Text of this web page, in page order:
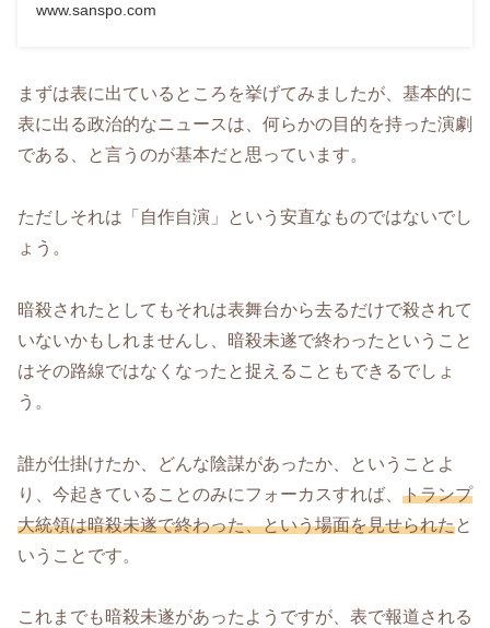
www.sanspo.com
まずは表に出ているところを挙げてみましたが、基本的に
表に出る政治的なニュースは、何らかの目的を持った演劇
である、と言うのが基本だと思っています。
ただしそれは「自作自演」という安直なものではないでし
ょう。
暗殺されたとしてもそれは表舞台から去るだけで殺されて
いないかもしれませんし、暗殺未遂で終わったということ
はその路線ではなくなったと捉えることもできるでしょ
う。
誰が仕掛けたか、どんな陰謀があったか、ということよ
り、今起きていることのみにフォーカスすれば、 トランプ
大統領は暗殺未遂で終わった、という場面を見せられたと
いうことです。
これまでも暗殺未遂があったようですが、表で報道される